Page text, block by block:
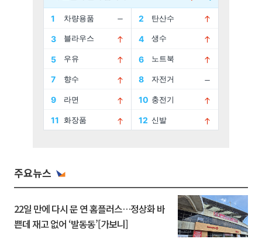
주요뉴스
22일 만에 다시 문 연 홈플러스…정상화 바
쁜데 재고 없어 ‘발동동’[가보니]